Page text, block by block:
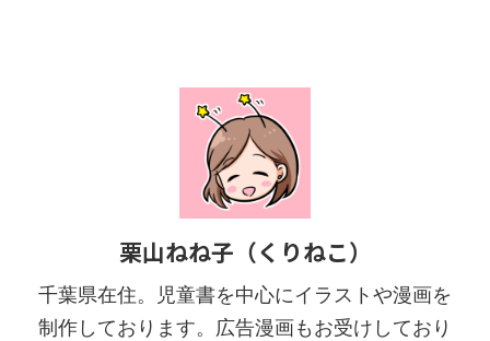
栗山ねね子（くりねこ）
千葉県在住。児童書を中心にイラストや漫画を
制作しております。広告漫画もお受けしており